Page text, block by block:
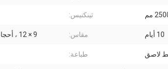
ثينكنيس:
10 أيام مقاس: 9 × 12 ، أحجام مخصصة متوفرة
طباعة: